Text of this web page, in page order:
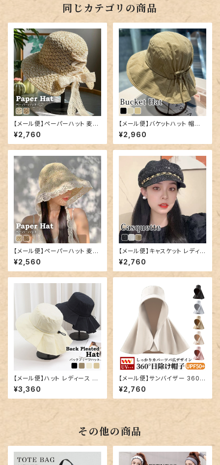
同じカテゴリの商品
【メール便】ペーパーハット 麦わ
ら帽子 レディース リボン 折りた
たみ／hat324
¥2,760
【メール便】バケットハット 帽子
レディース リボン つば広／hat
325
¥2,960
【メール便】ペーパーハット 麦わ
ら帽子 レディース つば広帽子
リボン／hat326
¥2,560
【メール便】キャスケット レディー
ス 帽子 キャップ ハット／hat32
7
¥2,760
【メール便】ハット レディース プ
リーツ ストラップ つば広／hat3
28
¥3,360
【メール便】サンバイザー 360度
日除け ハット レディース／hat
329
¥2,760
その他の商品